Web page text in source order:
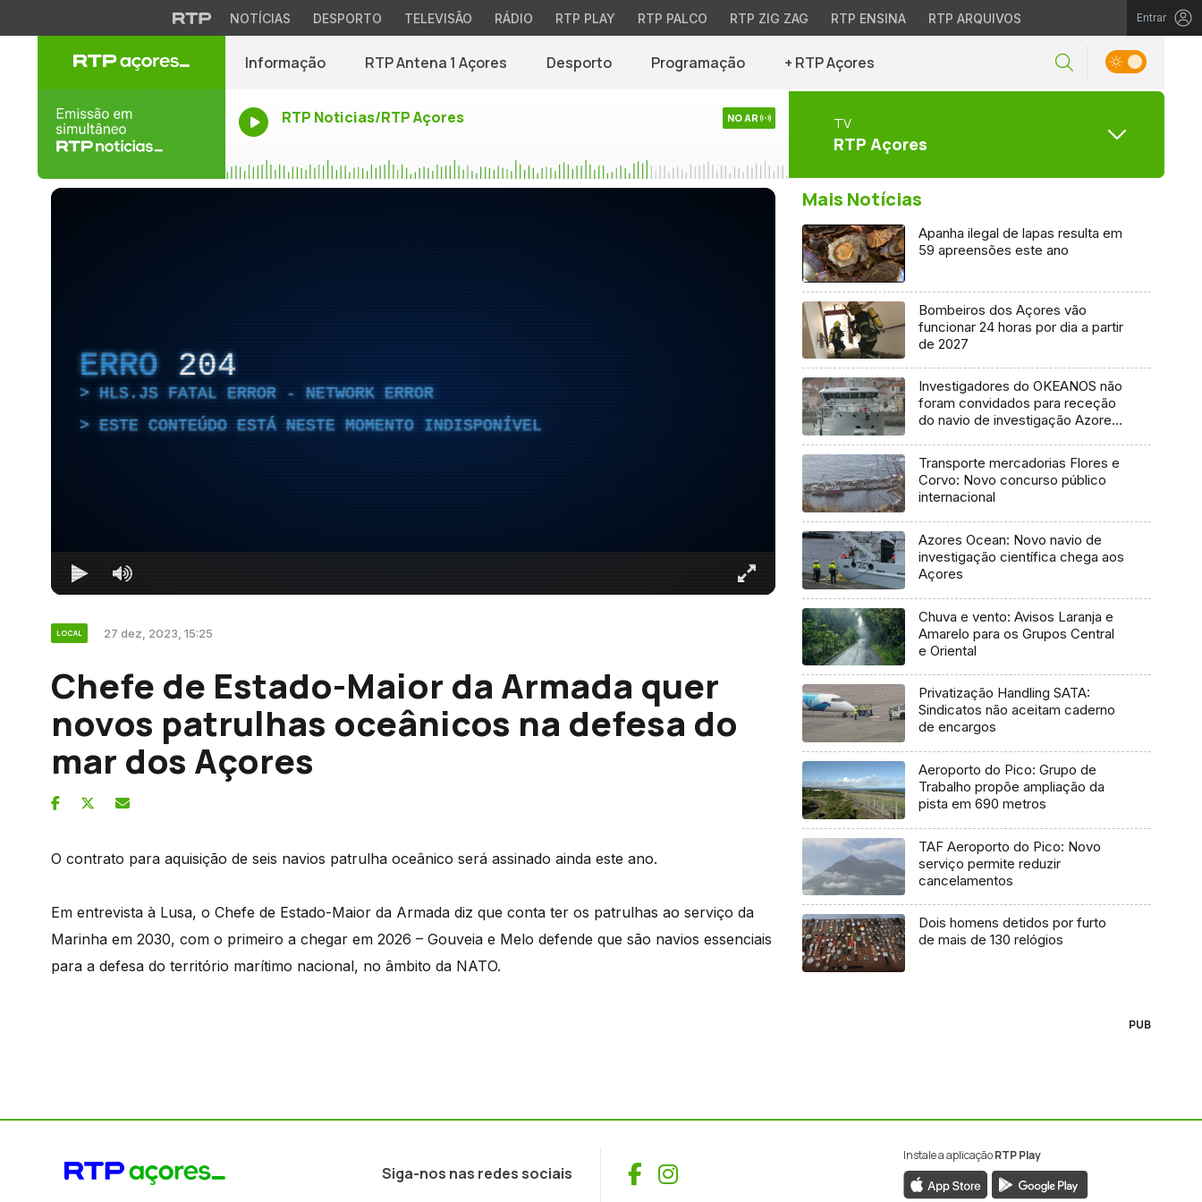
NOTÍCIAS DESPORTO TELEVISÃO RÁDIO RTP PLAY RTP PALCO RTP ZIG ZAG RTP ENSINA RTP ARQUIVOS Entrar
Informação RTP Antena 1 Açores Desporto Programação + RTP Açores
RTP Noticias/RTP Açores NO AR TV
RTP Açores
ERRO 204
HLS.JS FATAL ERROR - NETWORK ERROR
ESTE CONTEÚDO ESTÁ NESTE MOMENTO INDISPONÍVEL
LOCAL 27 dez, 2023, 15:25
Chefe de Estado-Maior da Armada quer
novos patrulhas oceânicos na defesa do
mar dos Açores
O contrato para aquisição de seis navios patrulha oceânico será assinado ainda este ano.
Em entrevista à Lusa, o Chefe de Estado-Maior da Armada diz que conta ter os patrulhas ao serviço da
Marinha em 2030, com o primeiro a chegar em 2026 – Gouveia e Melo defende que são navios essenciais
para a defesa do território marítimo nacional, no âmbito da NATO.
Mais Notícias
Apanha ilegal de lapas resulta em
59 apreensões este ano
Bombeiros dos Açores vão
funcionar 24 horas por dia a partir
de 2027
Investigadores do OKEANOS não
foram convidados para receção
do navio de investigação Azores
Transporte mercadorias Flores e
Corvo: Novo concurso público
internacional
Azores Ocean: Novo navio de
investigação científica chega aos
Açores
Chuva e vento: Avisos Laranja e
Amarelo para os Grupos Central
e Oriental
Privatização Handling SATA:
Sindicatos não aceitam caderno
de encargos
Aeroporto do Pico: Grupo de
Trabalho propõe ampliação da
pista em 690 metros
TAF Aeroporto do Pico: Novo
serviço permite reduzir
cancelamentos
Dois homens detidos por furto
de mais de 130 relógios
PUB
Siga-nos nas redes sociais Facebook
Instagram
Instale a aplicaçãoRTP Play